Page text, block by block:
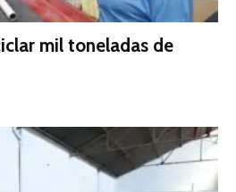
mil toneladas de